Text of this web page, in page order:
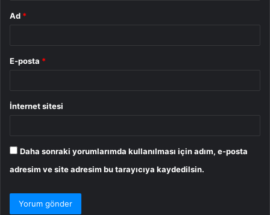
Ad *
E-posta *
İnternet sitesi
Daha sonraki yorumlarımda kullanılması için adım, e-posta
adresim ve site adresim bu tarayıcıya kaydedilsin.